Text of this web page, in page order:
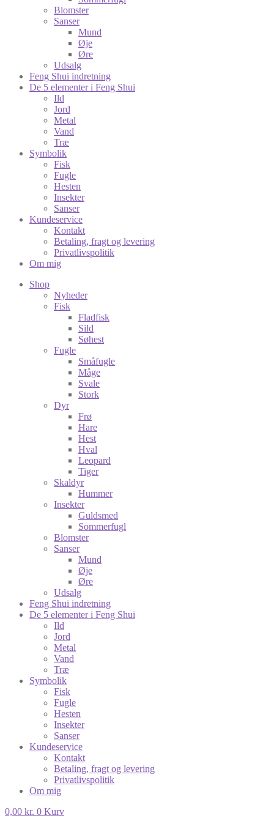
Blomster
Sanser
Mund
Øje
Øre
Udsalg
Feng Shui indretning
De 5 elementer i Feng Shui
Ild
Jord
Metal
Vand
Træ
Symbolik
Fisk
Fugle
Hesten
Insekter
Sanser
Kundeservice
Kontakt
Betaling, fragt og levering
Privatlivspolitik
Om mig
Shop
Nyheder
Fisk
Fladfisk
Sild
Søhest
Fugle
Småfugle
Måge
Svale
Stork
Dyr
Frø
Hare
Hest
Hval
Leopard
Tiger
Skaldyr
Hummer
Insekter
Guldsmed
Sommerfugl
Blomster
Sanser
Mund
Øje
Øre
Udsalg
Feng Shui indretning
De 5 elementer i Feng Shui
Ild
Jord
Metal
Vand
Træ
Symbolik
Fisk
Fugle
Hesten
Insekter
Sanser
Kundeservice
Kontakt
Betaling, fragt og levering
Privatlivspolitik
Om mig
0,00 kr. 0 Kurv